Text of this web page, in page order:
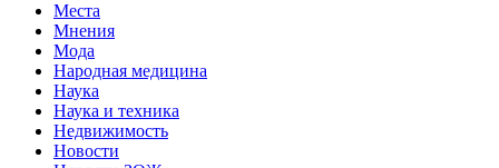
Места
Мнения
Мода
Народная медицина
Наука
Наука и техника
Недвижимость
Новости